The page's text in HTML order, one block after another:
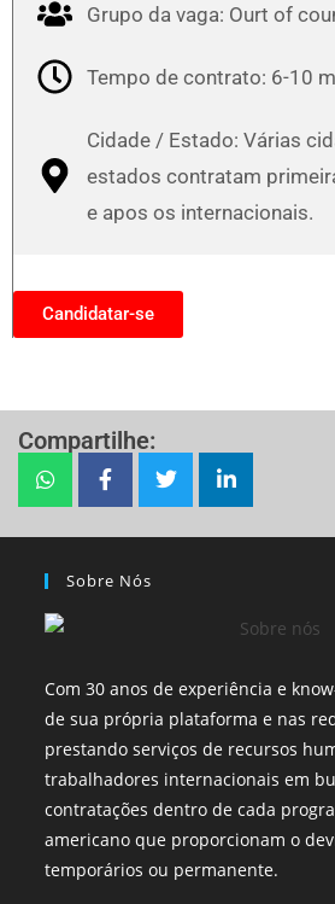
Grupo da vaga: Ourt of
Tempo de contrato: 6-10
Cidade / Estado: Várias
estados contratam
e apos os internacionais.
Candidatar-se
Compartilhe:
Sobre Nós
Com 30 anos de experiência e
de sua própria plataforma e nas
prestando serviços de recursos
trabalhadores internacionais em
contratações dentro de cada
americano que proporcionam o
temporários ou permanente.